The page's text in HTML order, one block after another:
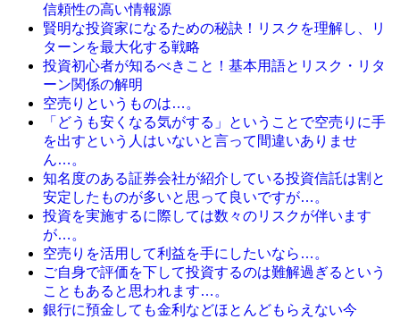
信頼性の高い情報源
賢明な投資家になるための秘訣！リスクを理解し、リ
ターンを最大化する戦略
投資初心者が知るべきこと！基本用語とリスク・リタ
ーン関係の解明
空売りというものは…。
「どうも安くなる気がする」ということで空売りに手
を出すという人はいないと言って間違いありませ
ん…。
知名度のある証券会社が紹介している投資信託は割と
安定したものが多いと思って良いですが…。
投資を実施するに際しては数々のリスクが伴います
が…。
空売りを活用して利益を手にしたいなら…。
ご自身で評価を下して投資するのは難解過ぎるという
こともあると思われます…。
銀行に預金しても金利などほとんどもらえない今